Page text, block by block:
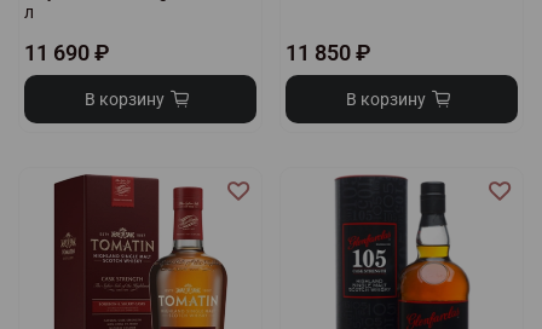
л
11 690 ₽
В корзину
11 850 ₽
В корзину